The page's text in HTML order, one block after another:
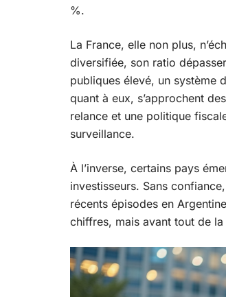
%.
La France, elle non plus,
diversifiée, son ratio
publiques élevé, un système
quant à eux, s’approchent
relance et une politique
surveillance.
À l’inverse, certains pays
investisseurs. Sans
récents épisodes en
chiffres, mais avant tout de